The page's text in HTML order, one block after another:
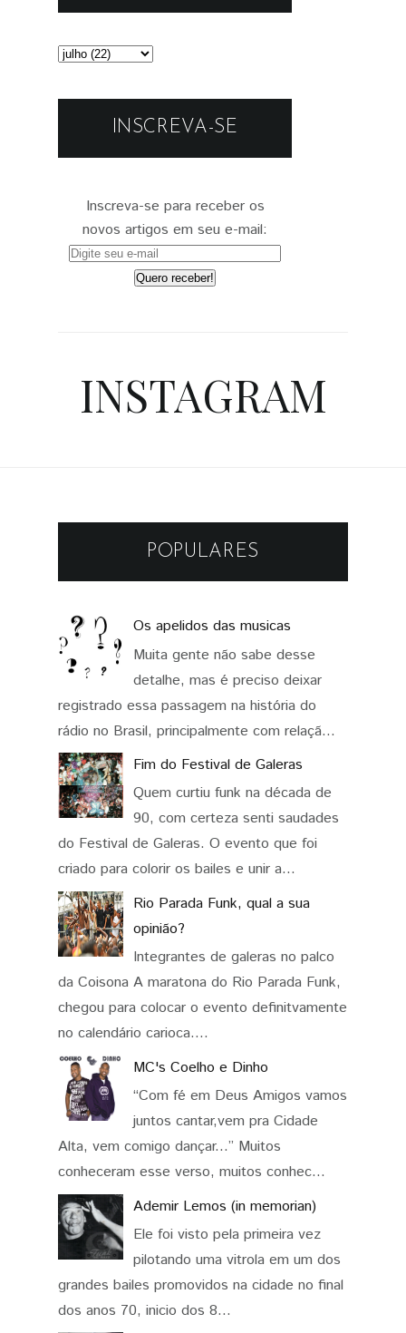
INSCREVA-SE
Inscreva-se para receber os
novos artigos em seu e-mail:
INSTAGRAM
POPULARES
Os apelidos das musicas
Muita gente não sabe desse
detalhe, mas é preciso deixar
registrado essa passagem na história do
rádio no Brasil, principalmente com relaçã...
Fim do Festival de Galeras
Quem curtiu funk na década de
90, com certeza senti saudades
do Festival de Galeras. O evento que foi
criado para colorir os bailes e unir a...
Rio Parada Funk, qual a sua
opinião?
Integrantes de galeras no palco
da Coisona A maratona do Rio Parada Funk,
chegou para colocar o evento definitvamente
no calendário carioca....
MC's Coelho e Dinho
“Com fé em Deus Amigos vamos
juntos cantar,vem pra Cidade
Alta, vem comigo dançar...” Muitos
conheceram esse verso, muitos conhec...
Ademir Lemos (in memorian)
Ele foi visto pela primeira vez
pilotando uma vitrola em um dos
grandes bailes promovidos na cidade no final
dos anos 70, inicio dos 8...